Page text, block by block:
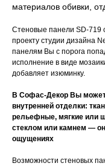
материалов обивки,
Стеновые панели SD-719
проекту студии дизайна
панелям Вы с порога
исполнение в виде
добавляет изюминку.
В Софас-Декор Вы
внутренней отделки:
рельефные, мягкие или
стеклом или камнем —
ощущениях
Возможности стеновых